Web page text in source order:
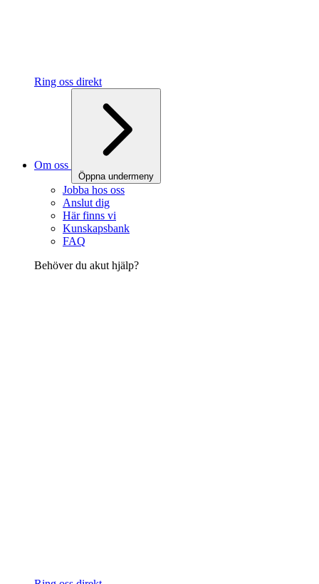
Ring oss direkt
Om oss
Öppna undermeny
Jobba hos oss
Anslut dig
Här finns vi
Kunskapsbank
FAQ
Behöver du akut hjälp?